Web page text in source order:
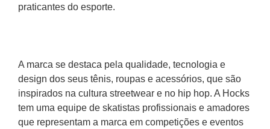
praticantes do esporte.
A marca se destaca pela qualidade, tecnologia e
design dos seus tênis, roupas e acessórios, que são
inspirados na cultura streetwear e no hip hop. A Hocks
tem uma equipe de skatistas profissionais e amadores
que representam a marca em competições e eventos